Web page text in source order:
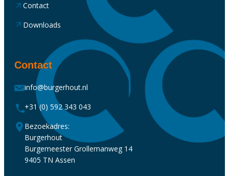
Contact
Downloads
Contact
info@burgerhout.nl
+31 (0) 592 343 043
Bezoekadres:
Burgerhout
Burgemeester Grollemanweg 14
9405 TN Assen